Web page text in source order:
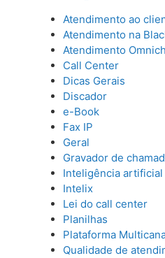
Atendimento ao
Atendimento na
Atendimento
Call Center
Dicas Gerais
Discador
e-Book
Fax IP
Geral
Gravador de
Inteligência artificial
Intelix
Lei do call center
Planilhas
Plataforma
Qualidade de